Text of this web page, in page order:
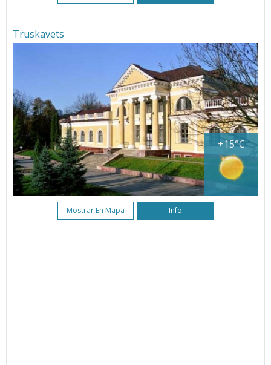
Truskavets
+15°C
Mostrar En Mapa Info